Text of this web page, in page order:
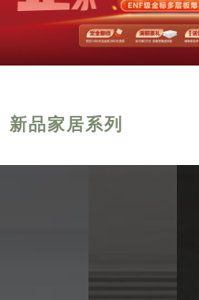
新品家居系列